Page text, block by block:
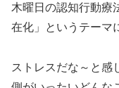
木曜日の認知行動療
在化」というテーマ
ストレスだな～と感